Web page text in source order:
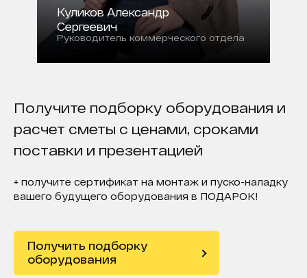
Куликов Александр
Сергеевич
Руководитель коммерческого отдела
Получите подборку оборудования и
расчет сметы с ценами, сроками
поставки и презентацией
+ получите сертификат на монтаж и пуско-наладку
вашего будущего оборудования в ПОДАРОК!
Получить подборку
оборудования